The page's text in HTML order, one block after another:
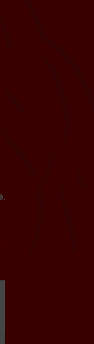
قم بالتسجيل لتكون على اطلاع.